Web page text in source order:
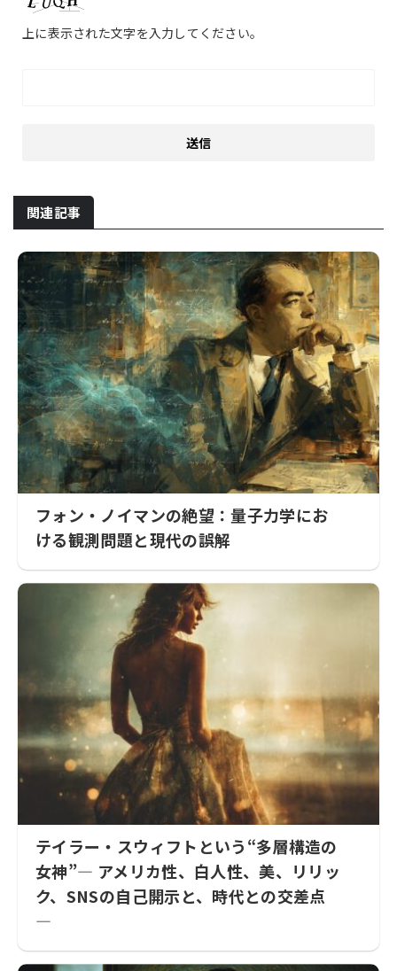
上に表示された文字を入力してください。
関連記事
フォン・ノイマンの絶望：量子力学にお
ける観測問題と現代の誤解
テイラー・スウィフトという“多層構造の
女神”― アメリカ性、白人性、美、リリッ
ク、SNSの自己開示と、時代との交差点
―